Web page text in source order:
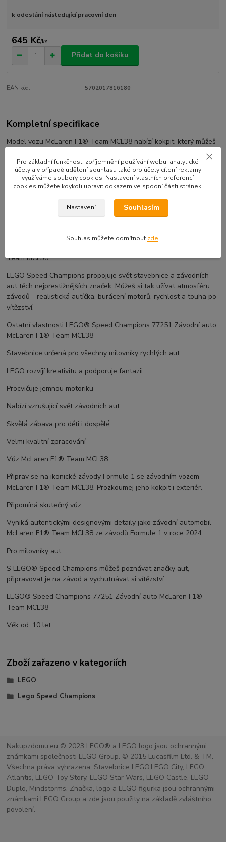
k odeslání následující pracovní den
645 Kč/ks
Přidat do košíku
EAN kód: 5702017816180
Kompletní specifikace
Model vozu McLaren F1® Team MCL38 nabízí kokpit, který můžeš
otevřít, zadní křídlo, rovnoběžníkovou nápravu, polepy sponzorů a
širší pneumatiky s nápisem Pirelli.
Vydej se na strhující závody Formule 1
Těšit se můžeš také na minifigurku jezdce v outfitu McLaren s
okřídlenou helmou, kterou lze usadit do kokpitu. Vydej se na
strhující závody Formule 1. Až závod vyhraješ, vystav si model
Team MCL38
LEGO Speed Champions propojuje svět stavebnice a závodních
aut těch nejprestižnějších značek. Můžeš si tak užívat atmosféru
závodů - realistická autíčka, burácení motorů, rychlost a touha po
vítězství.
Ostatní vlastnosti LEGO® Speed Champions 77251 Závodní auto
McLaren F1® Team MCL38
Stavebnice určená pro všechny milovníky rychlých aut
LEGO rozvíjí kreativitu a podporuje fantazii
Procvičuje jemnou motoriku
Nabízí vzrušující svět závodních aut
Skvělá zábava pro děti i dospělé
Velmi kvalitní zpracování
Vůz McLaren F1® Team MCL38
Připrav se na ikonické závody Formule 1 se závodním vozem
McLaren F1® Team MCL38. Prozkoumej jeho kokpit i exteriér.
Připomíná skutečný vůz
Vyniká autentickými designovými detaily jako závodní automobil
McLaren F1® Team MCL38 ze závodů Formule 1 v roce 2024.
Pro milovníky aut
S LEGO® Speed Champions můžeš poznávat značky aut,
připravovat je na závod a vychutnávat si vítězství.
LEGO® Speed Champions 77251 Závodní auto McLaren F1®
Team MCL38
Věk od: 10 let
Zboží zařazeno v kategoriích
LEGO
Lego Speed Champions
Nakupzdomu.eu © 2023 LEGO® a LEGO logo jsou ochrannými
známkami společnosti LEGO Group. © 2015 Lucasfilm Ltd. & TM.
Všechna práva vyhrazena. Stavebnice LEGO,LEGO City, LEGO
Atlantis, LEGO Toy Story, LEGO Star Wars, LEGO Castle, LEGO
Duplo, Mindstorms. Značka, logo a LEGO figurka jsou ochrannými
známkami LEGO Group a zde jsou použity na základě zvláštního
povolení.
Pro základní funkčnost, zpříjemnění používání webu, analytické
účely a v případě udělení souhlasu také pro účely cílení reklamy
využíváme soubory cookies. Nastavení vlastních preferencí
cookies můžete kdykoli upravit odkazem ve spodní části stránek.
Nastavení Souhlasím
Souhlas můžete odmítnout zde.